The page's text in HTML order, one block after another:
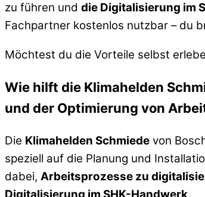
zu führen und die Digitalisierung im
Fachpartner kostenlos nutzbar – du
Möchtest du die Vorteile selbst
Wie hilft die Klimahelden
und der Optimierung von
Die Klimahelden Schmiede von
speziell auf die Planung und
dabei, Arbeitsprozesse zu